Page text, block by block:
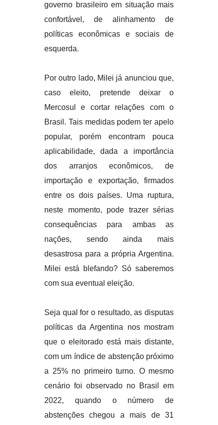
governo brasileiro em situação mais
confortável, de alinhamento de
políticas econômicas e sociais de
esquerda.
Por outro lado, Milei já anunciou que,
caso eleito, pretende deixar o
Mercosul e cortar relações com o
Brasil. Tais medidas podem ter apelo
popular, porém encontram pouca
aplicabilidade, dada a importância
dos arranjos econômicos, de
importação e exportação, firmados
entre os dois países. Uma ruptura,
neste momento, pode trazer sérias
consequências para ambas as
nações, sendo ainda mais
desastrosa para a própria Argentina.
Milei está blefando? Só saberemos
com sua eventual eleição.
Seja qual for o resultado, as disputas
políticas da Argentina nos mostram
que o eleitorado está mais distante,
com um índice de abstenção próximo
a 25% no primeiro turno. O mesmo
cenário foi observado no Brasil em
2022, quando o número de
abstenções chegou a mais de 31